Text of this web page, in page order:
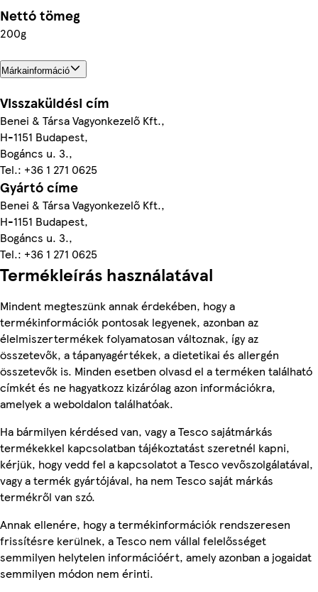
Nettó tömeg
200g
Márkainformáció
Visszaküldési cím
Benei & Társa Vagyonkezelő Kft.,
H-1151 Budapest,
Bogáncs u. 3.,
Tel.: +36 1 271 0625
Gyártó címe
Benei & Társa Vagyonkezelő Kft.,
H-1151 Budapest,
Bogáncs u. 3.,
Tel.: +36 1 271 0625
Termékleírás használatával
Mindent megteszünk annak érdekében, hogy a
termékinformációk pontosak legyenek, azonban az
élelmiszertermékek folyamatosan változnak, így az
összetevők, a tápanyagértékek, a dietetikai és allergén
összetevők is. Minden esetben olvasd el a terméken található
címkét és ne hagyatkozz kizárólag azon információkra,
amelyek a weboldalon találhatóak.
Ha bármilyen kérdésed van, vagy a Tesco sajátmárkás
termékekkel kapcsolatban tájékoztatást szeretnél kapni,
kérjük, hogy vedd fel a kapcsolatot a Tesco vevőszolgálatával,
vagy a termék gyártójával, ha nem Tesco saját márkás
termékről van szó.
Annak ellenére, hogy a termékinformációk rendszeresen
frissítésre kerülnek, a Tesco nem vállal felelősséget
semmilyen helytelen információért, amely azonban a jogaidat
semmilyen módon nem érinti.